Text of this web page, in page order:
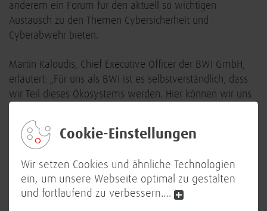
Cookie-Einstellungen
Wir setzen Cookies und ähnliche Technologien
ein, um unsere Webseite optimal zu gestalten
und fortlaufend zu verbessern.…
anderem ein Forum für den aktuell so wichtigen
Austausch zu den Themen Cybersicherheit und
Cyberabwehr bieten.
Martin Kaloudis, Chief Executive Officer der BWI GmbH,
erläutert: „Für uns als BWI ist es selbstverständlich, dass
wir Teil dieses Ökosystems werden. Hier können wir uns
und von deren kreativen Lösungen im Bereich
Verwaltungsdigitalisierung profitieren.“ Die Erfahrungen
geräteunabhängigen Open-Source-App, können auch in
anderen Verwaltungen bei der Digitalisierung helfen.
„Einige der Lösungen, die die BWI für die Bundeswehr